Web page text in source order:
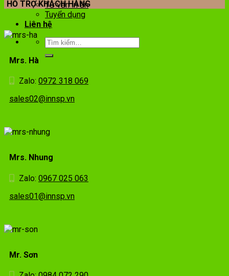
Tư vấn in ấn
Tuyển dụng
Liên hệ
HỖ TRỢ KHÁCH HÀNG
Mrs. Hà
Zalo: 0972 318 069
sales02@innsp.vn
Mrs. Nhung
Zalo: 0967 025 063
sales01@innsp.vn
Mr. Sơn